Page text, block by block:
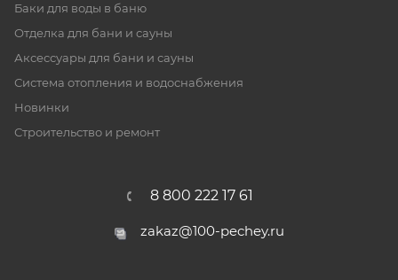
Баки для воды в баню
Отделка для бани и сауны
Аксессуары для бани и сауны
Система отопления и водоснабжения
Новинки
Строительство и ремонт
8 800 222 17 61
zakaz@100-pechey.ru